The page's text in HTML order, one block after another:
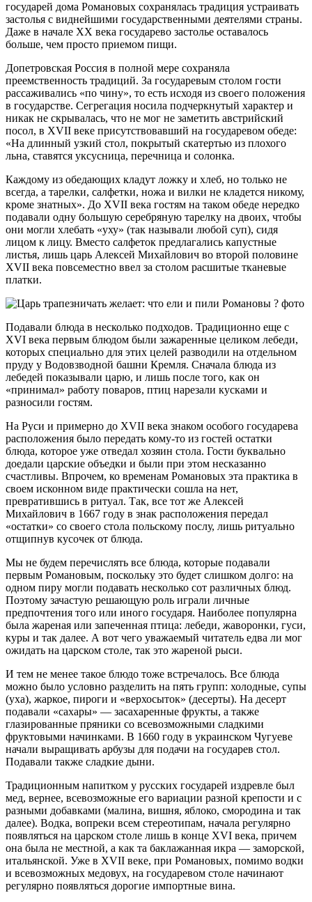
государей дома Романовых сохранялась традиция устраивать
застолья с виднейшими государственными деятелями страны.
Даже в начале XX века государево застолье оставалось
больше, чем просто приемом пищи.
Допетровская Россия в полной мере сохраняла
преемственность традиций. За государевым столом гости
рассаживались «по чину», то есть исходя из своего положения
в государстве. Сегрегация носила подчеркнутый характер и
никак не скрывалась, что не мог не заметить австрийский
посол, в XVII веке присутствовавший на государевом обеде:
«На длинный узкий стол, покрытый скатертью из плохого
льна, ставятся уксусница, перечница и солонка.
Каждому из обедающих кладут ложку и хлеб, но только не
всегда, а тарелки, салфетки, ножа и вилки не кладется никому,
кроме знатных». До XVII века гостям на таком обеде нередко
подавали одну большую серебряную тарелку на двоих, чтобы
они могли хлебать «уху» (так называли любой суп), сидя
лицом к лицу. Вместо салфеток предлагались капустные
листья, лишь царь Алексей Михайлович во второй половине
XVII века повсеместно ввел за столом расшитые тканевые
платки.
Подавали блюда в несколько подходов. Традиционно еще с
XVI века первым блюдом были зажаренные целиком лебеди,
которых специально для этих целей разводили на отдельном
пруду у Водовзводной башни Кремля. Сначала блюда из
лебедей показывали царю, и лишь после того, как он
«принимал» работу поваров, птиц нарезали кусками и
разносили гостям.
На Руси и примерно до XVII века знаком особого государева
расположения было передать кому-то из гостей остатки
блюда, которое уже отведал хозяин стола. Гости буквально
доедали царские объедки и были при этом несказанно
счастливы. Впрочем, ко временам Романовых эта практика в
своем исконном виде практически сошла на нет,
превратившись в ритуал. Так, все тот же Алексей
Михайлович в 1667 году в знак расположения передал
«остатки» со своего стола польскому послу, лишь ритуально
отщипнув кусочек от блюда.
Мы не будем перечислять все блюда, которые подавали
первым Романовым, поскольку это будет слишком долго: на
одном пиру могли подавать несколько сот различных блюд.
Поэтому зачастую решающую роль играли личные
предпочтения того или иного государя. Наиболее популярна
была жареная или запеченная птица: лебеди, жаворонки, гуси,
куры и так далее. А вот чего уважаемый читатель едва ли мог
ожидать на царском столе, так это жареной рыси.
И тем не менее такое блюдо тоже встречалось. Все блюда
можно было условно разделить на пять групп: холодные, супы
(уха), жаркое, пироги и «верхосыток» (десерты). На десерт
подавали «сахары» — засахаренные фрукты, а также
глазированные пряники со всевозможными сладкими
фруктовыми начинками. В 1660 году в украинском Чугуеве
начали выращивать арбузы для подачи на государев стол.
Подавали также сладкие дыни.
Традиционным напитком у русских государей издревле был
мед, вернее, всевозможные его вариации разной крепости и с
разными добавками (малина, вишня, яблоко, смородина и так
далее). Водка, вопреки всем стереотипам, начала регулярно
появляться на царском столе лишь в конце XVI века, причем
она была не местной, а как та баклажанная икра — заморской,
итальянской. Уже в XVII веке, при Романовых, помимо водки
и всевозможных медовух, на государевом столе начинают
регулярно появляться дорогие импортные вина.